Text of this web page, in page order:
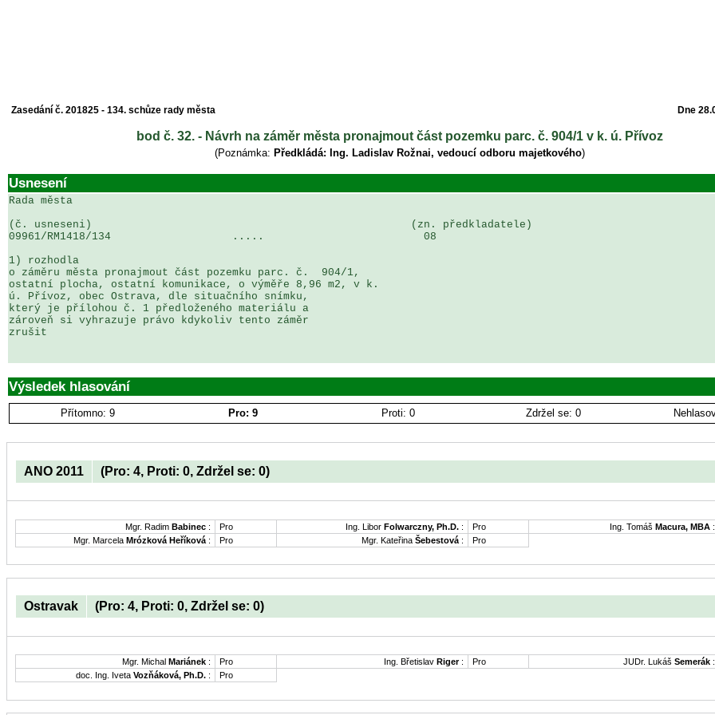
Zasedání č. 201825 - 134. schůze rady města Dne
bod č. 32. - Návrh na záměr města pronajmout část pozemku parc. č. 904/1 v k. ú. Přívoz
(Poznámka: Předkládá: Ing. Ladislav Rožnai, vedoucí odboru majetkového)
Usnesení
Rada města
(č. usneseni)                                                  (zn. předkladatele)
09961/RM1418/134                   .....                         08
1) rozhodla
o záměru města pronajmout část pozemku parc. č.  904/1,
ostatní plocha, ostatní komunikace, o výměře 8,96 m2, v k.
ú. Přívoz, obec Ostrava, dle situačního snímku,
který je přílohou č. 1 předloženého materiálu a
zároveň si vyhrazuje právo kdykoliv tento záměr
zrušit
Výsledek hlasování
Přítomno: 9 Pro: 9 Proti: 0 Zdržel se: 0
ANO 2011 (Pro: 4, Proti: 0, Zdržel se: 0)
Mgr. Radim Babinec : Pro Ing. Libor Folwarczny, Ph.D. : Pro Ing. Tomáš Macura, MBA :
Mgr. Marcela Mrózková Heříková : Pro Mgr. Kateřina Šebestová : Pro
Ostravak (Pro: 4, Proti: 0, Zdržel se: 0)
Mgr. Michal Mariánek : Pro Ing. Břetislav Riger: Pro JUDr. Lukáš Semerák :
doc. Ing. Iveta Vozňáková, Ph.D. : Pro